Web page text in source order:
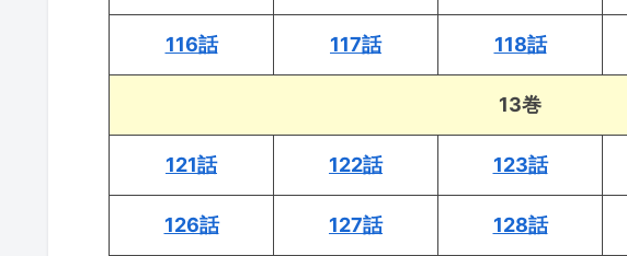
116話 117話 118話
13巻
121話 122話 123話
126話 127話 128話